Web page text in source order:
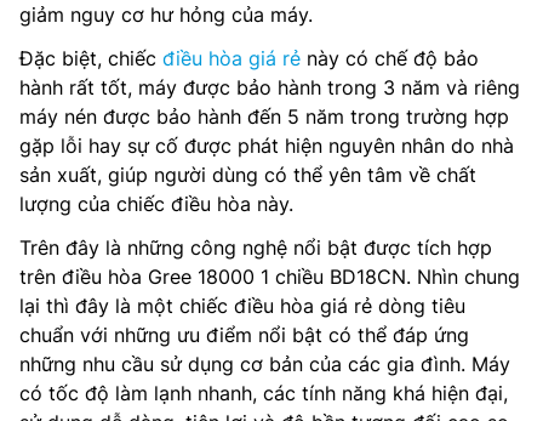
giảm nguy cơ hư hỏng của máy.
Đặc biệt, chiếc điều hòa giá rẻ này có chế độ bảo
hành rất tốt, máy được bảo hành trong 3 năm và riêng
máy nén được bảo hành đến 5 năm trong trường hợp
gặp lỗi hay sự cố được phát hiện nguyên nhân do nhà
sản xuất, giúp người dùng có thể yên tâm về chất
lượng của chiếc điều hòa này.
Trên đây là những công nghệ nổi bật được tích hợp
trên điều hòa Gree 18000 1 chiều BD18CN. Nhìn chung
lại thì đây là một chiếc điều hòa giá rẻ dòng tiêu
chuẩn với những ưu điểm nổi bật có thể đáp ứng
những nhu cầu sử dụng cơ bản của các gia đình. Máy
có tốc độ làm lạnh nhanh, các tính năng khá hiện đại,